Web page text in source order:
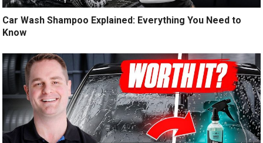
Car Wash Shampoo Explained: Everything You Need to
Know